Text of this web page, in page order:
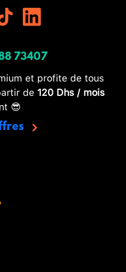
73407
et profite de tous
de 120 Dhs / mois
😎